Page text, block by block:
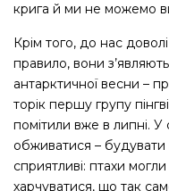
крига й ми не можемо
Крім того, до нас
правило, вони
антарктичної весни –
торік першу групу
помітили вже в липні. У
обживатися –
сприятливі: птахи
харчуватися, що так